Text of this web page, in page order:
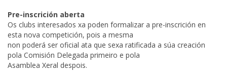
Pre-inscrición aberta
Os clubs interesados xa poden formalizar a pre-inscrición en
esta nova competición, pois a mesma
non poderá ser oficial ata que sexa ratificada a súa creación
pola Comisión Delegada primeiro e pola
Asamblea Xeral despois.